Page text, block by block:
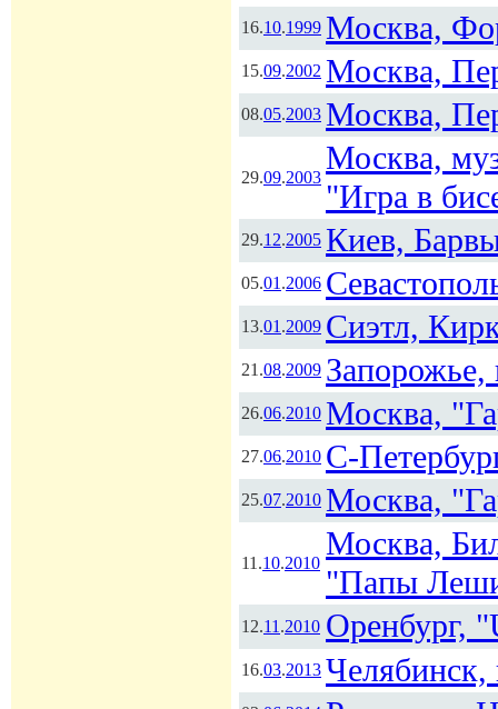
16.10.1999 Москва,
15.09.2002 Москва,
08.05.2003 Москва,
29.09.2003
Москва,
"Игра в
29.12.2005 Киев,
05.01.2006
13.01.2009 Сиэтл,
21.08.2009
26.06.2010 Москва,
27.06.2010 С-
25.07.2010 Москва,
11.10.2010
Москва,
"Папы
12.11.2010 Оренбург,
16.03.2013